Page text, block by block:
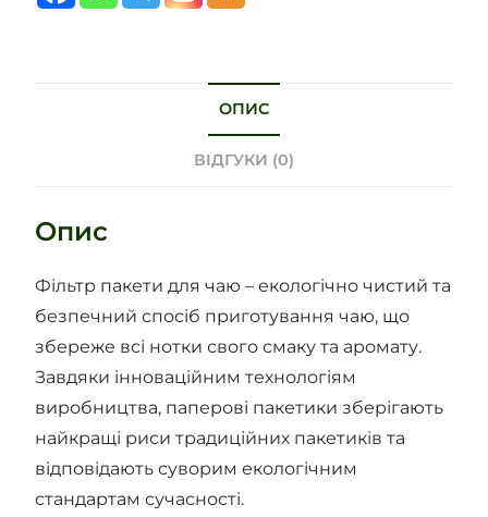
ОПИС
ВІДГУКИ (0)
Опис
Фільтр пакети для чаю – екологічно чистий та
безпечний спосіб приготування чаю, що
збереже всі нотки свого смаку та аромату.
Завдяки інноваційним технологіям
виробництва, паперові пакетики зберігають
найкращі риси традиційних пакетиків та
відповідають суворим екологічним
стандартам сучасності.